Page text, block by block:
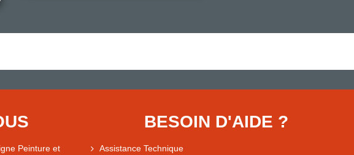
Peinture et
BESOIN D'AIDE ?
Assistance Technique